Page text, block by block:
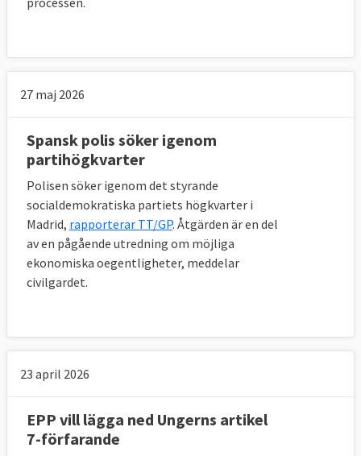
27 maj 2026
Spansk polis söker igenom
partihögkvarter
Polisen söker igenom det styrande
socialdemokratiska partiets högkvarter i
Madrid, rapporterar TT/GP. Åtgärden är en del
av en pågående utredning om möjliga
ekonomiska oegentligheter, meddelar
civilgardet.
23 april 2026
EPP vill lägga ned Ungerns artikel
7-förfarande